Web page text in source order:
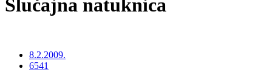
Slučajna natuknica
8.2.2009.
6541